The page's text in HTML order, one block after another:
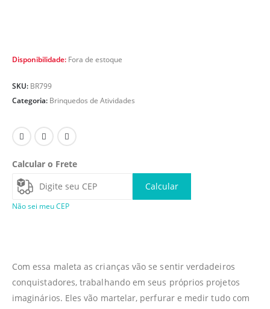
Disponibilidade: Fora de estoque
SKU: BR799
Categoria: Brinquedos de Atividades
Calcular o Frete
Calcular
Não sei meu CEP
Com essa maleta as crianças vão se sentir verdadeiros
conquistadores, trabalhando em seus próprios projetos
imaginários. Eles vão martelar, perfurar e medir tudo com